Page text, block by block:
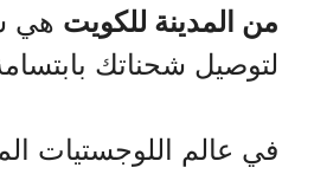
من المدينة للكويت هي
لتوصيل شحناتك
في عالم اللوجستيات